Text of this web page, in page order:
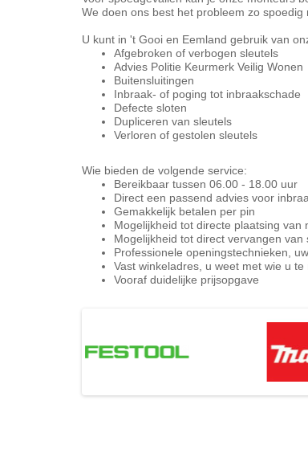
We doen ons best het probleem zo spoedig
U kunt in 't Gooi en Eemland gebruik van
Afgebroken of verbogen sleutels
Advies Politie Keurmerk Veilig Wonen
Buitensluitingen
Inbraak- of poging tot inbraakschade
Defecte sloten
Dupliceren van sleutels
Verloren of gestolen sleutels
Wie bieden de volgende service:
Bereikbaar tussen 06.00 - 18.00 uur
Direct een passend advies voor
Gemakkelijk betalen per pin
Mogelijkheid tot directe plaatsing van
Mogelijkheid tot direct vervangen
Professionele openingstechnieken,
Vast winkeladres, u weet met wie u te
Vooraf duidelijke prijsopgave